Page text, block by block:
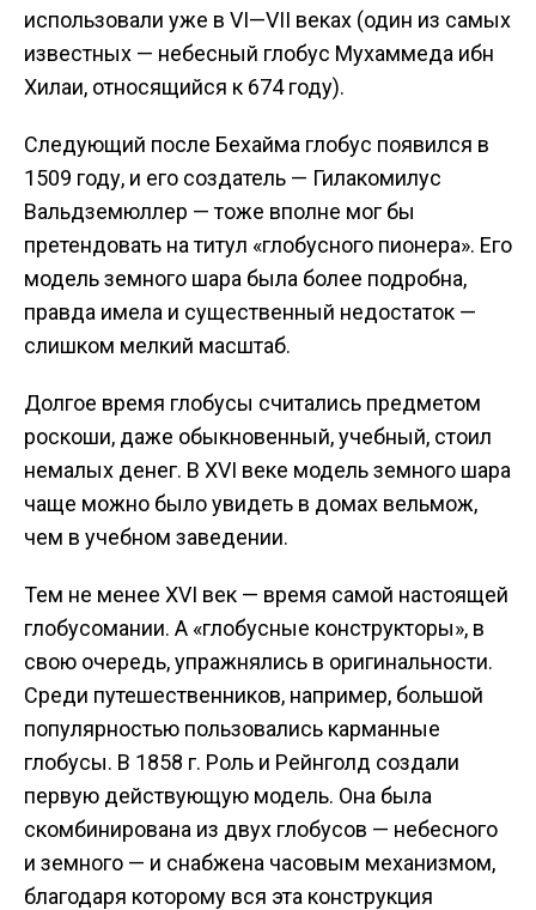
использовали уже в VI—VII веках (один из самых
известных — небесный глобус Мухаммеда ибн
Хилаи, относящийся к 674 году).
Следующий после Бехайма глобус появился в
1509 году, и его создатель — Гилакомилус
Вальдземюллер — тоже вполне мог бы
претендовать на титул «глобусного пионера». Его
модель земного шара была более подробна,
правда имела и существенный недостаток —
слишком мелкий масштаб.
Долгое время глобусы считались предметом
роскоши, даже обыкновенный, учебный, стоил
немалых денег. В XVI веке модель земного шара
чаще можно было увидеть в домах вельмож,
чем в учебном заведении.
Тем не менее XVI век — время самой настоящей
глобусомании. А «глобусные конструкторы», в
свою очередь, упражнялись в оригинальности.
Среди путешественников, например, большой
популярностью пользовались карманные
глобусы. В 1858 г. Роль и Рейнголд создали
первую действующую модель. Она была
скомбинирована из двух глобусов — небесного
и земного — и снабжена часовым механизмом,
благодаря которому вся эта конструкция